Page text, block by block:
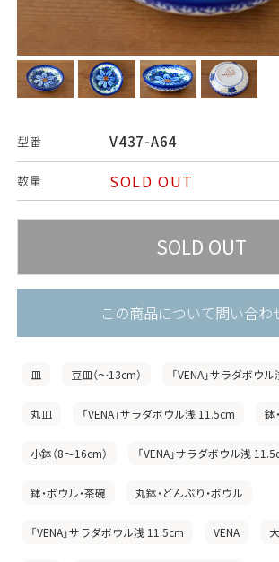
型番 V437-A64
数量 SOLD OUT
この商品について問い合わ
皿 豆皿（〜13cm） 「VENA」サラダボウ
丸皿 「VENA」サラダボウル浅 11.5cm 鉢
小鉢（8〜16cm） 「VENA」サラダボウル浅
鉢・ボウル・茶碗 丸鉢・どんぶり・ボウル
「VENA」サラダボウル浅 11.5cm VENA